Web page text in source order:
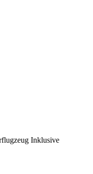
Inklusive